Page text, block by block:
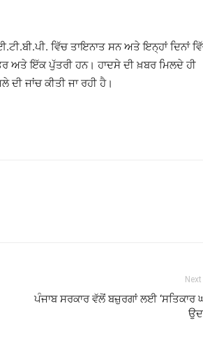
ਵਿੱਚ ਤਾਇਨਾਤ ਸਨ ਅਤੇ ਇਨ੍ਹਾਂ ਦਿਨਾਂ
ਅਤੇ ਇੱਕ ਪੁੱਤਰੀ ਹਨ। ਹਾਦਸੇ ਦੀ ਖ਼ਬਰ ਮਿਲਦੇ ਹੀ
ਜਾਂਚ ਕੀਤੀ ਜਾ ਰਹੀ ਹੈ।
ਪੰਜਾਬ ਸਰਕਾਰ ਵੱਲੋਂ ਬਜ਼ੁਰਗਾਂ ਲਈ ‘ਸਤਿਕਾਰ